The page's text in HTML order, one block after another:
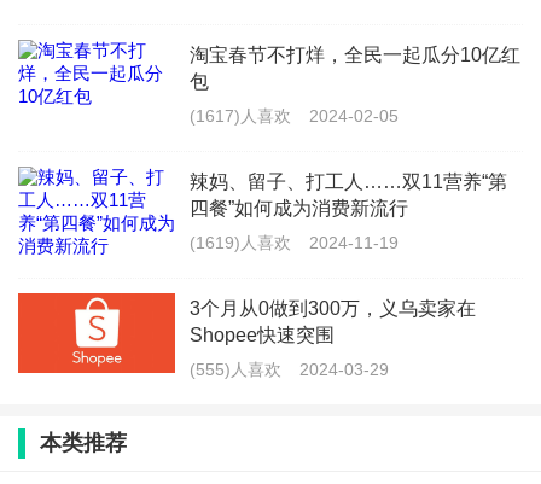
台湾站点,4个月内取得了台湾市场跨境女装第一。
紧接着,我们紧跟平台开拓的步伐,在2018年和2019
年相继开设了越南、泰国、菲律宾等东南亚站点。
道。正逢大促,工厂里机器的声音更加沸腾了起来,
眼下又有一批制作精美的服装正待发往东南亚。
2.走向更高处
跟随Shopee发展的步伐,“小宅女”把目光转向
了东南亚,但起初“小宅女”的出海之路并不顺利。
起步阶段,“小宅女”面临着人才短缺、语言沟通
下,公司很快步入了正轨。
淘宝春节不打烊，全民一起瓜分10亿红
包
(1617)人喜欢 2024-02-05
辣妈、留子、打工人……双11营养“第
四餐”如何成为消费新流行
(1619)人喜欢 2024-11-19
3个月从0做到300万，义乌卖家在
Shopee快速突围
(555)人喜欢 2024-03-29
本类推荐